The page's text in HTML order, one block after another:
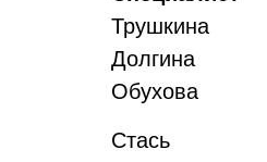
Трушкина
Долгина
Обухова
Стась